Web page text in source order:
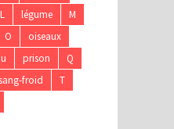
L légume
M
O
oiseaux
prison
Q
froid
T